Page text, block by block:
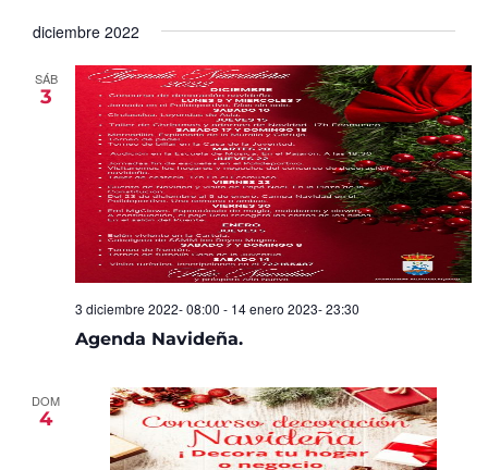
de
Eventos
fecha.
diciembre 2022
SÁB
3
Agenda Navideña.
3 diciembre 2022- 08:00 - 14 enero 2023- 23:30
DOM
4